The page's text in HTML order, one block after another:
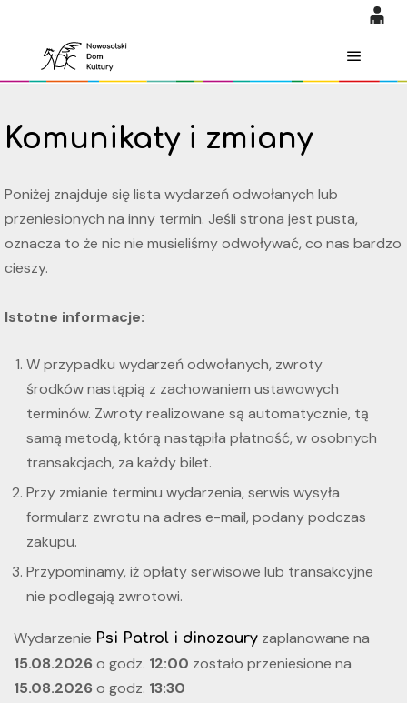
0,00
Komunikaty i zmiany
Poniżej znajduje się lista wydarzeń odwołanych lub
przeniesionych na inny termin. Jeśli strona jest pusta,
oznacza to że nic nie musieliśmy odwoływać, co nas bardzo
cieszy.
Istotne informacje:
W przypadku wydarzeń odwołanych, zwroty
środków nastąpią z zachowaniem ustawowych
terminów. Zwroty realizowane są automatycznie, tą
samą metodą, którą nastąpiła płatność, w osobnych
transakcjach, za każdy bilet.
Przy zmianie terminu wydarzenia, serwis wysyła
formularz zwrotu na adres e-mail, podany podczas
zakupu.
Przypominamy, iż opłaty serwisowe lub transakcyjne
nie podlegają zwrotowi.
Wydarzenie Psi Patrol i dinozaury zaplanowane na
15.08.2026 o godz. 12:00 zostało przeniesione na
15.08.2026 o godz. 13:30